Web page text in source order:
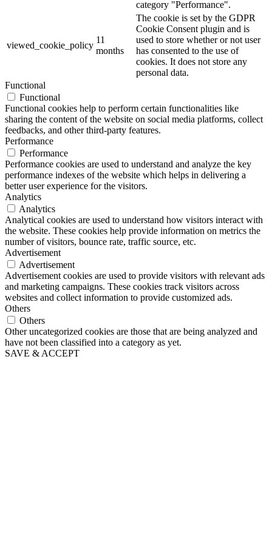
category "Performance".
viewed_cookie_policy
11
months
The cookie is set by the GDPR
Cookie Consent plugin and is
used to store whether or not user
has consented to the use of
cookies. It does not store any
personal data.
Functional
Functional
Functional cookies help to perform certain functionalities like
sharing the content of the website on social media platforms, collect
feedbacks, and other third-party features.
Performance
Performance
Performance cookies are used to understand and analyze the key
performance indexes of the website which helps in delivering a
better user experience for the visitors.
Analytics
Analytics
Analytical cookies are used to understand how visitors interact with
the website. These cookies help provide information on metrics the
number of visitors, bounce rate, traffic source, etc.
Advertisement
Advertisement
Advertisement cookies are used to provide visitors with relevant ads
and marketing campaigns. These cookies track visitors across
websites and collect information to provide customized ads.
Others
Others
Other uncategorized cookies are those that are being analyzed and
have not been classified into a category as yet.
SAVE & ACCEPT